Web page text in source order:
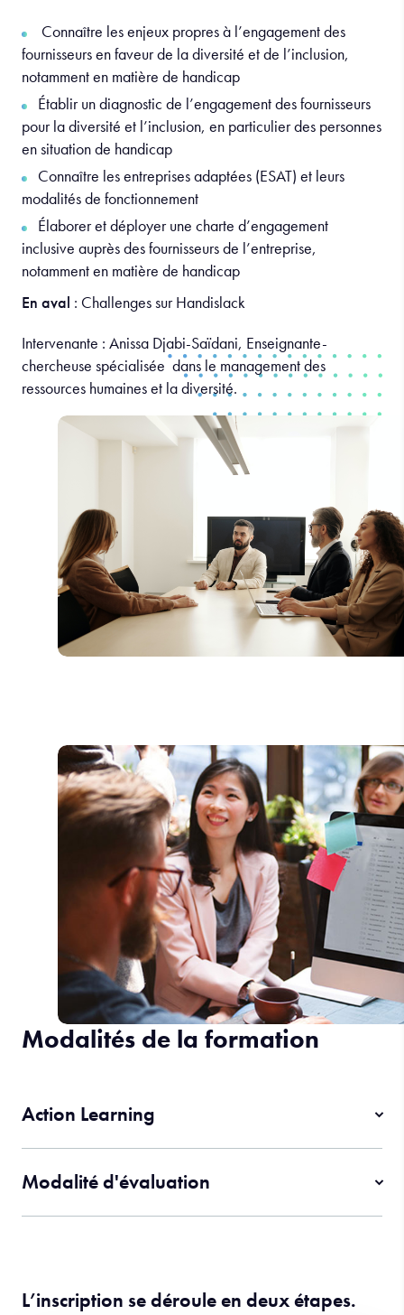
Connaître les enjeux propres à l’engagement des
fournisseurs en faveur de la diversité et de l’inclusion,
notamment en matière de handicap
Établir un diagnostic de l’engagement des fournisseurs
pour la diversité et l’inclusion, en particulier des personnes
en situation de handicap
Connaître les entreprises adaptées (ESAT) et leurs
modalités de fonctionnement
Élaborer et déployer une charte d’engagement
inclusive auprès des fournisseurs de l’entreprise,
notamment en matière de handicap
En aval : Challenges sur Handislack
Intervenante : Anissa Djabi-Saïdani, Enseignante-
chercheuse spécialisée dans le management des
ressources humaines et la diversité.
Modalités de la formation
Action Learning
Modalité d'évaluation
L’inscription se déroule en deux étapes.